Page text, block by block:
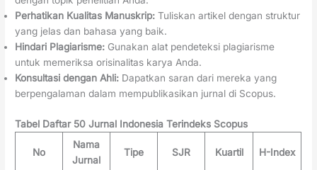
Perhatikan Kualitas Manuskrip: Tuliskan artikel dengan struktur
yang jelas dan bahasa yang baik.
Hindari Plagiarisme: Gunakan alat pendeteksi plagiarisme
untuk memeriksa orisinalitas karya Anda.
Konsultasi dengan Ahli: Dapatkan saran dari mereka yang
berpengalaman dalam mempublikasikan jurnal di Scopus.
Tabel Daftar 50 Jurnal Indonesia Terindeks Scopus
No
Nama
Jurnal
Tipe SJR Kuartil H-Index